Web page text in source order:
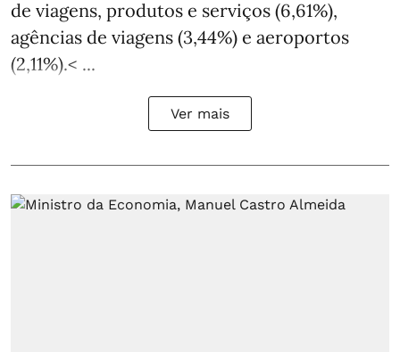
de viagens, produtos e serviços (6,61%),
agências de viagens (3,44%) e aeroportos
(2,11%).< ...
Ver mais